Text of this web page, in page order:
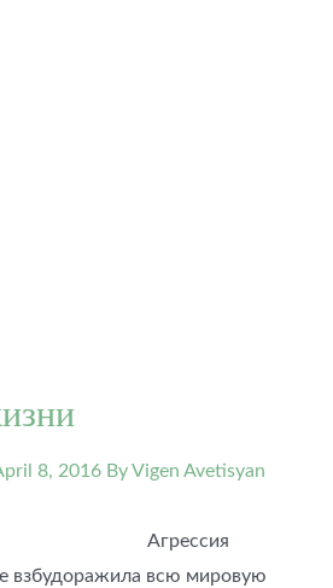
8, 2016 By Vigen Avetisyan
Агрессия
взбудоражила всю мировую